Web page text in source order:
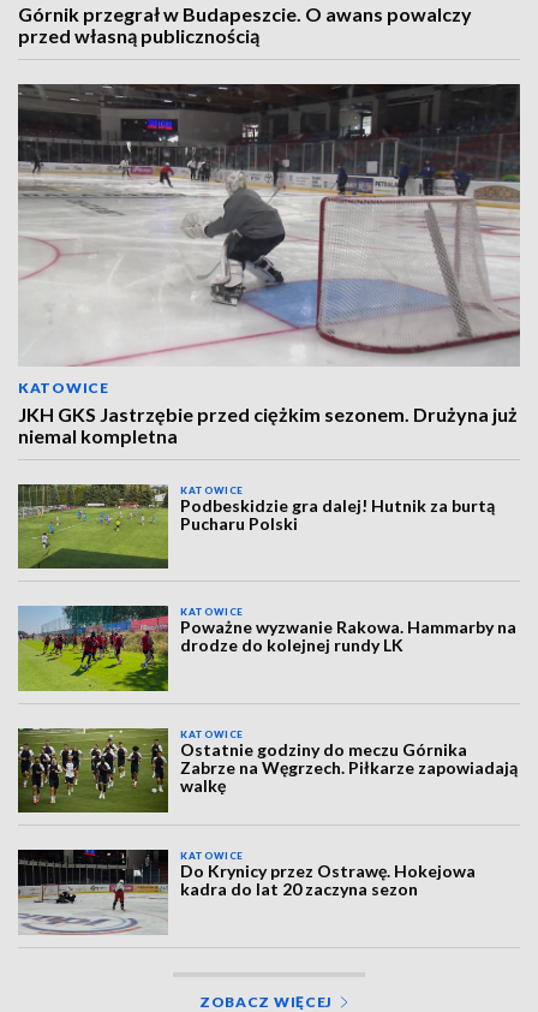
Górnik przegrał w Budapeszcie. O awans powalczy
przed własną publicznością
KATOWICE
JKH GKS Jastrzębie przed ciężkim sezonem. Drużyna już
niemal kompletna
KATOWICE
Podbeskidzie gra dalej! Hutnik za burtą
Pucharu Polski
KATOWICE
Poważne wyzwanie Rakowa. Hammarby na
drodze do kolejnej rundy LK
KATOWICE
Ostatnie godziny do meczu Górnika
Zabrze na Węgrzech. Piłkarze zapowiadają
walkę
KATOWICE
Do Krynicy przez Ostrawę. Hokejowa
kadra do lat 20 zaczyna sezon
ZOBACZ WIĘCEJ